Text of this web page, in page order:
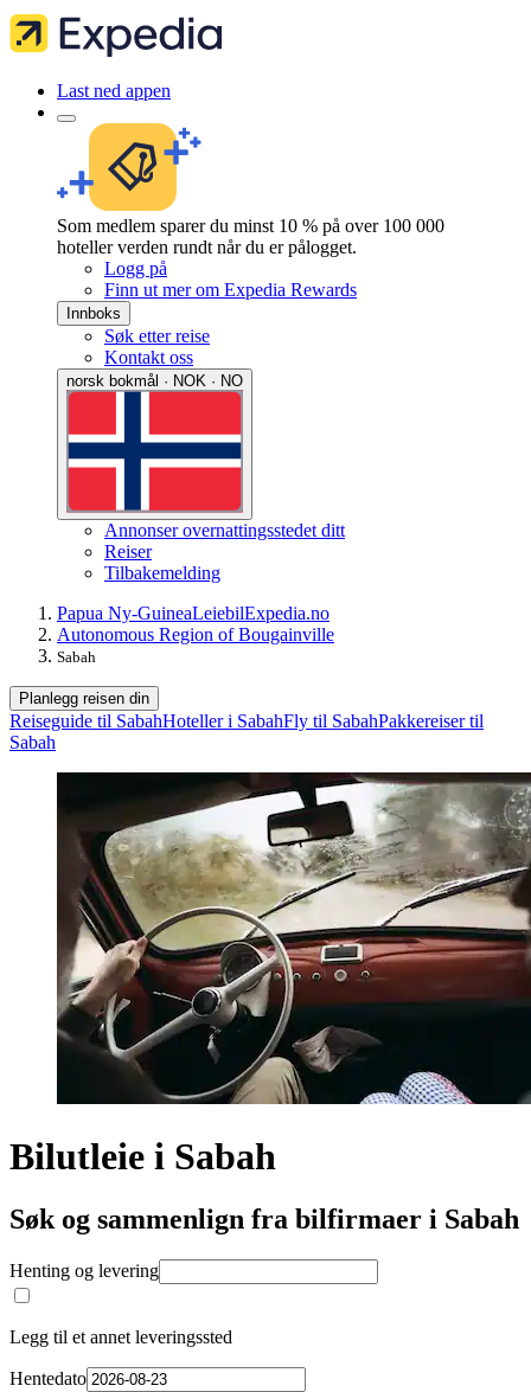
Last ned appen
Som medlem sparer du minst 10 % på over 100 000
hoteller verden rundt når du er pålogget.
Logg på
Finn ut mer om Expedia Rewards
Innboks
Søk etter reise
Kontakt oss
norsk bokmål · NOK · NO
Annonser overnattingsstedet ditt
Reiser
Tilbakemelding
Papua Ny-GuineaLeiebilExpedia.no
Autonomous Region of Bougainville
Sabah
Planlegg reisen din
Reiseguide til SabahHoteller i SabahFly til SabahPakkereiser til
Sabah
Bilutleie i Sabah
Søk og sammenlign fra bilfirmaer i Sabah
Henting og levering
Legg til et annet leveringssted
Hentedato